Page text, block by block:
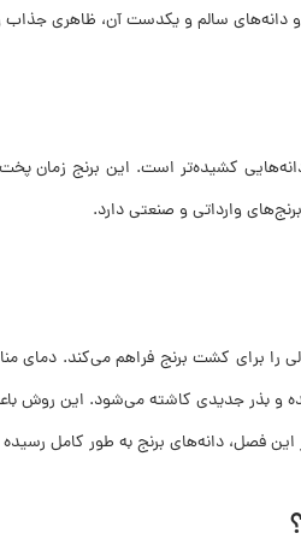
و دانه‌های سالم و یکدست آن، ظاهری
دانه‌هایی کشیده‌تر است. این برنج
وارداتی و صنعتی دارد.
را برای کشت برنج فراهم می‌کند.
و بذر جدیدی کاشته می‌شود. این روش
فصل، دانه‌های برنج به طور کامل